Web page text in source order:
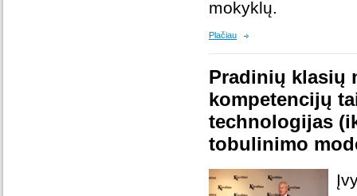
mokyklų.
Plačiau
Pradinių klasių
kompetencijų
technologijas
tobulinimo